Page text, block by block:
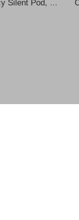
Cabine silencieuse privée Privacy Silent Pod, cabine de son portable, bureau individuel isolé phoniquement, cabine téléphonique isolée phoniquement, cabine d’enregistrement insonorisée, cabine insonorisée